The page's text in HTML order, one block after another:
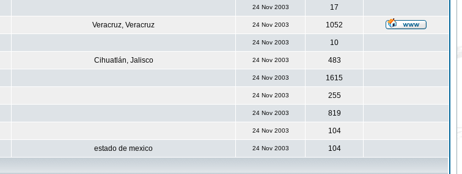
24 Nov 2003 17
Veracruz, Veracruz 24 Nov 2003 1052
24 Nov 2003 10
Cihuatlán, Jalisco 24 Nov 2003 483
24 Nov 2003 1615
24 Nov 2003 255
24 Nov 2003 819
24 Nov 2003 104
estado de mexico 24 Nov 2003 104